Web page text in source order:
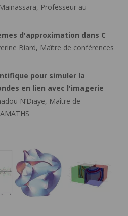
Professeur au
d'approximation dans C
Biard, Maître de conférences
pour simuler la
en lien avec l'imagerie
N’Diaye, Maître de